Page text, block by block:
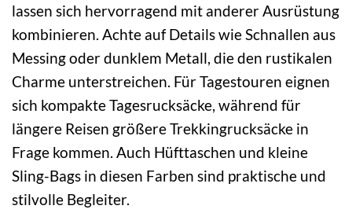
lassen sich hervorragend mit anderer Ausrüstung
kombinieren. Achte auf Details wie Schnallen aus
Messing oder dunklem Metall, die den rustikalen
Charme unterstreichen. Für Tagestouren eignen
sich kompakte Tagesrucksäcke, während für
längere Reisen größere Trekkingrucksäcke in
Frage kommen. Auch Hüfttaschen und kleine
Sling-Bags in diesen Farben sind praktische und
stilvolle Begleiter.